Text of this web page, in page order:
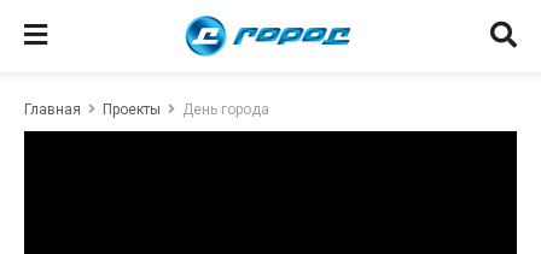
Главная Проекты День города